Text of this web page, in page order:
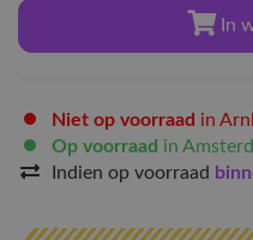
In
Niet op voorraad in
Op voorraad in
Indien op voorraad